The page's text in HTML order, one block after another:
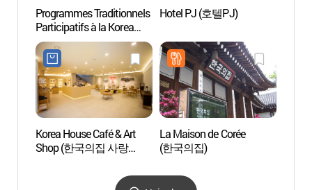
Programmes Traditionnels
Participatifs à la Korea
House (한국의집
전통문화체험)
Hotel PJ (호텔PJ)
Korea House Café & Art
Shop (한국의집 사랑
La Maison de Corée
(한국의집)